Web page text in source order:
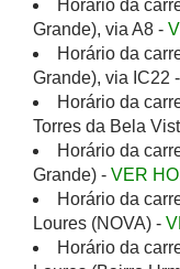
Horário da
Grande), via A8 -
Horário da
Grande), via IC22 -
Horário da
Torres da Bela
Horário da
Grande) - VER
Horário da
Loures (NOVA) -
Horário da